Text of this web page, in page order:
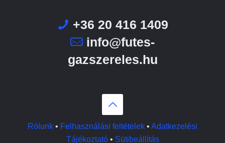
+36 20 416 1409
info@futes-
gazszereles.hu
Rólunk • Felhasználási feltételek • Adatkezelési
Tájékoztató• Sütibeállítás